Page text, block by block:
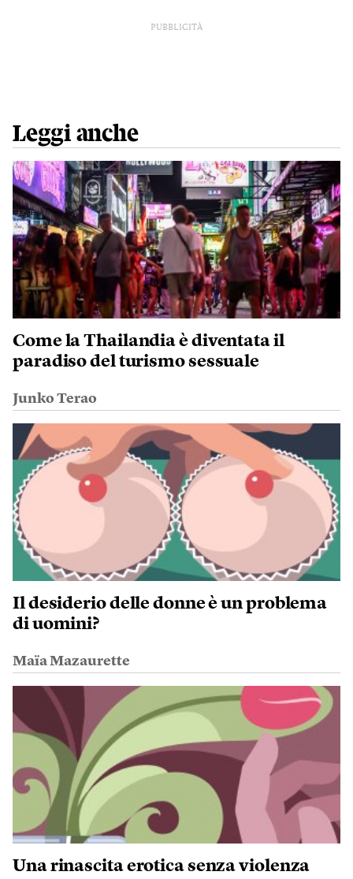
PUBBLICITÀ
Leggi anche
Come la Thailandia è diventata il
paradiso del turismo sessuale
Junko Terao
Il desiderio delle donne è un problema
di uomini?
Maïa Mazaurette
Una rinascita erotica senza violenza